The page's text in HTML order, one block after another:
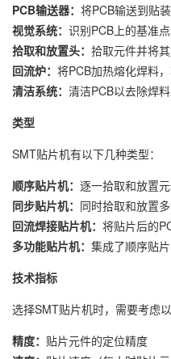
PCB输送器： 将PCB输送到贴
视觉系统： 识别PCB上的基准
拾取和放置头： 拾取元件并将
回流炉： 将PCB加热熔化焊料
清洁系统： 清洁PCB以去除焊
类型
SMT贴片机有以下几种类型：
顺序贴片机： 逐一拾取和放置
同步贴片机： 同时拾取和放置
回流焊接贴片机： 将贴片后的
多功能贴片机： 集成了顺序贴
技术指标
选择SMT贴片机时，需要考虑以
精度： 贴片元件的定位精度